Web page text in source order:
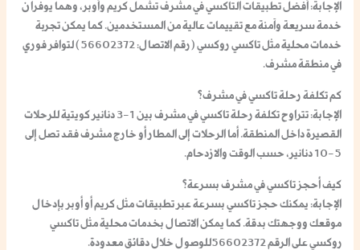
الإجابة: أفضل تطبيقات التاكسي في مشرف تشمل كريم وأوبر، وهما يوفران
خدمة سريعة وآمنة مع تقييمات عالية من المستخدمين. كما يمكن تجربة
خدمات محلية مثل تاكسي روكسي (رقم الاتصال:56602372 ) لتوافر فوري
في منطقة مشرف.
كم تكلفة رحلة تاكسي في مشرف؟
الإجابة
: تتراوح تكلفة رحلة تاكسي في مشرف بين 1-3 دنانير كويتية للرحلات
القصيرة داخل المنطقة. أما الرحلات إلى المطار أو خارج مشرف فقد تصل إلى
5-10 دنانير، حسب الوقت والازدحام.
كيف أحجز تاكسي في مشرف بسرعة؟
الإجابة: يمكنك حجز تاكسي بسرعة عبر تطبيقات مثل كريم أو أوبر بإدخال
موقعك ووجهتك بدقة. كما يمكن الاتصال بخدمات محلية مثل تاكسي
روكسي على الرقم56602372للوصول خلال دقائق معدودة.